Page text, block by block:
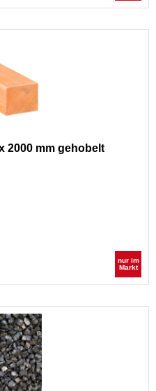
2000 mm gehobelt
nur im
Markt